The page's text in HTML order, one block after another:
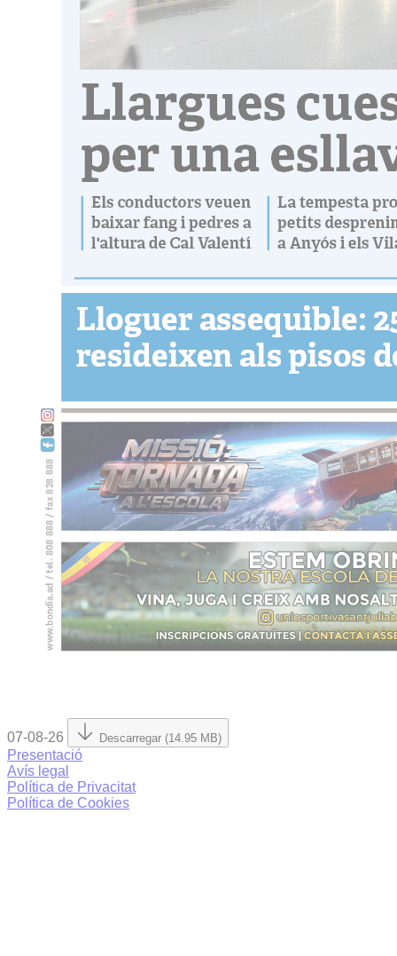
07-08-26 Descarregar (14.95 MB)
Presentació
Avís legal
Política de Privacitat
Política de Cookies